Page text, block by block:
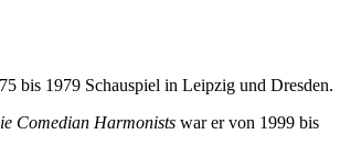
bis 1979 Schauspiel in Leipzig und Dresden.
Comedian Harmonists war er von 1999 bis